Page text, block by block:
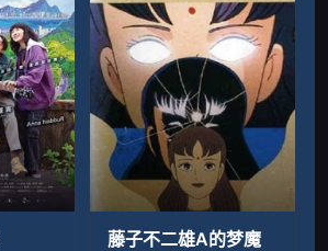
藤子不二雄A的梦魔